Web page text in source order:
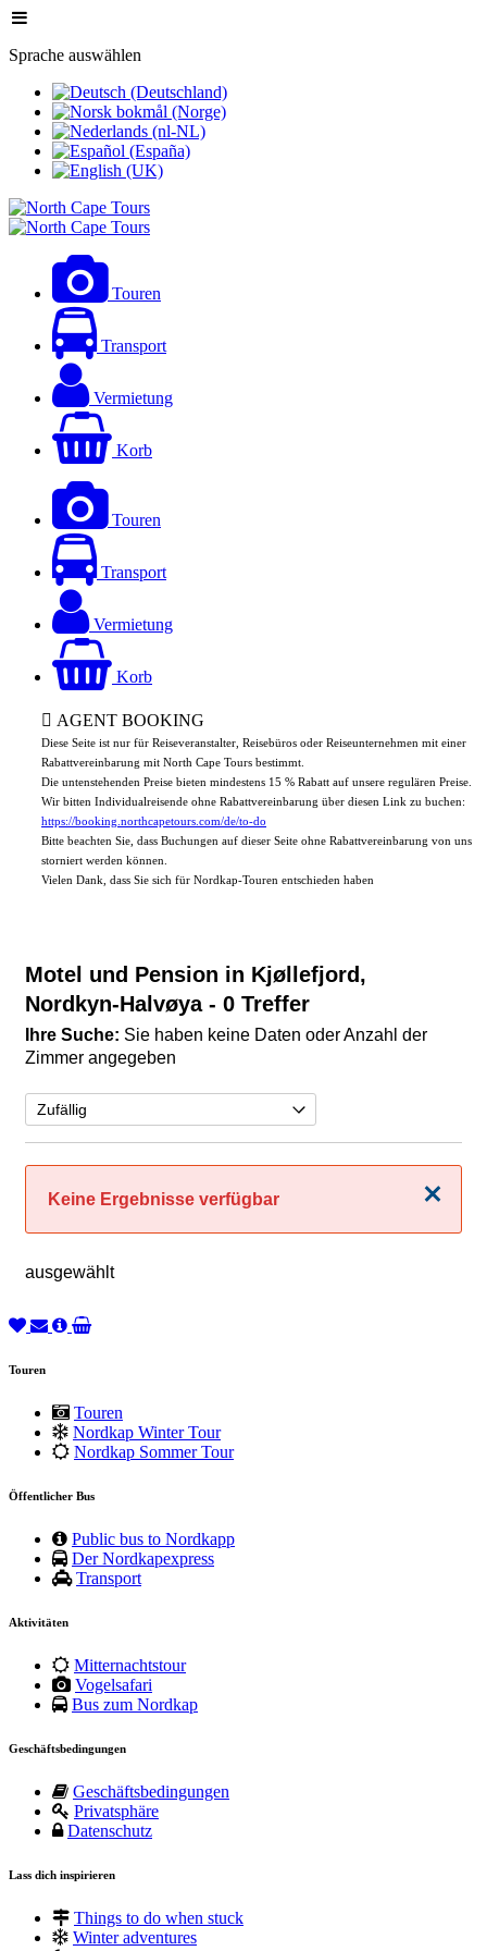
Sprache auswählen
Touren
Transport
Vermietung
Korb
Touren
Transport
Vermietung
Korb
AGENT BOOKING
Diese Seite ist nur für Reiseveranstalter, Reisebüros oder Reiseunternehmen mit einer
Rabattvereinbarung mit North Cape Tours bestimmt.
Die untenstehenden Preise bieten mindestens 15 % Rabatt auf unsere regulären Preise.
Wir bitten Individualreisende ohne Rabattvereinbarung über diesen Link zu buchen:
https://booking.northcapetours.com/de/to-do
Bitte beachten Sie, dass Buchungen auf dieser Seite ohne Rabattvereinbarung von uns
storniert werden können.
Vielen Dank, dass Sie sich für Nordkap-Touren entschieden haben
Motel und Pension in Kjøllefjord,
Nordkyn-Halvøya - 0 Treffer
Ihre Suche: Sie haben keine Daten oder Anzahl der
Zimmer angegeben
Schließen
Keine Ergebnisse verfügbar
ausgewählt
Touren
Touren
Nordkap Winter Tour
Nordkap Sommer Tour
Öffentlicher Bus
Public bus to Nordkapp
Der Nordkapexpress
Transport
Aktivitäten
Mitternachtstour
Vogelsafari
Bus zum Nordkap
Geschäftsbedingungen
Geschäftsbedingungen
Privatsphäre
Datenschutz
Lass dich inspirieren
Things to do when stuck
Winter adventures